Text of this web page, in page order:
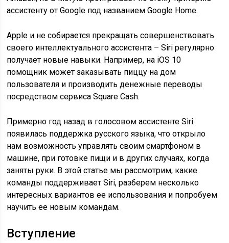
ассистенту от Google под названием Google Home.
Apple и не собирается прекращать совершенствовать
своего интеллектуального ассистента – Siri регулярно
получает новые навыки. Например, на iOS 10
помощник может заказывать пиццу на дом
пользователя и производить денежные переводы
посредством сервиса Square Cash.
Примерно год назад в голосовом ассистенте Siri
появилась поддержка русского языка, что открыло
нам возможность управлять своим смартфоном в
машине, при готовке пищи и в других случаях, когда
заняты руки. В этой статье мы рассмотрим, какие
команды поддерживает Siri, разберем несколько
интересных вариантов ее использования и попробуем
научить ее новым командам.
Вступление